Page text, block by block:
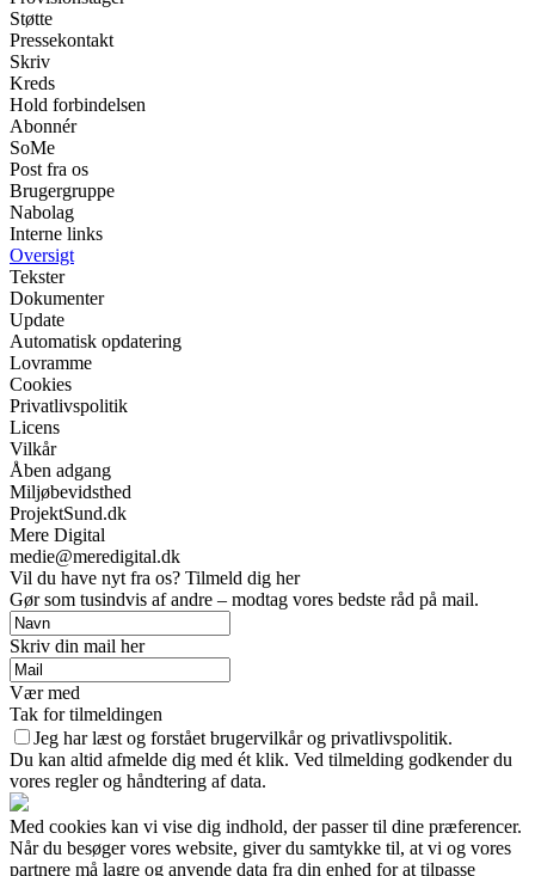
Støtte
Pressekontakt
Skriv
Kreds
Hold forbindelsen
Abonnér
SoMe
Post fra os
Brugergruppe
Nabolag
Interne links
Oversigt
Tekster
Dokumenter
Update
Automatisk opdatering
Lovramme
Cookies
Privatlivspolitik
Licens
Vilkår
Åben adgang
Miljøbevidsthed
ProjektSund.dk
Mere Digital
medie@meredigital.dk
Vil du have nyt fra os? Tilmeld dig her
Gør som tusindvis af andre – modtag vores bedste råd på mail.
Skriv din mail her
Vær med
Tak for tilmeldingen
Jeg har læst og forstået brugervilkår og privatlivspolitik.
Du kan altid afmelde dig med ét klik. Ved tilmelding godkender du
vores regler og håndtering af data.
Med cookies kan vi vise dig indhold, der passer til dine præferencer.
Når du besøger vores website, giver du samtykke til, at vi og vores
partnere må lagre og anvende data fra din enhed for at tilpasse